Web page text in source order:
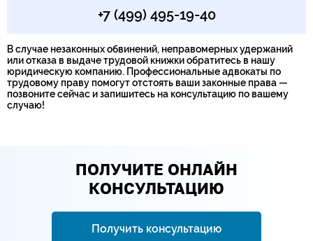
+7 (499) 495-19-40
В случае незаконных обвинений, неправомерных удержаний
или отказа в выдаче трудовой книжки обратитесь в нашу
юридическую компанию. Профессиональные адвокаты по
трудовому праву помогут отстоять ваши законные права —
позвоните сейчас и запишитесь на консультацию по вашему
случаю!
ПОЛУЧИТЕ ОНЛАЙН
КОНСУЛЬТАЦИЮ
Получить консультацию